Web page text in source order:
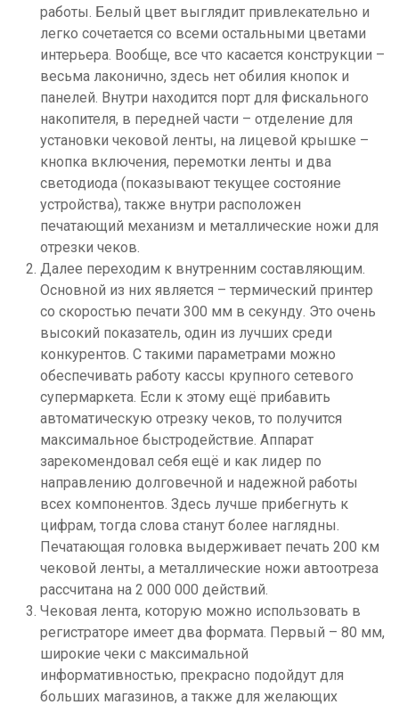
работы. Белый цвет выглядит привлекательно и
легко сочетается со всеми остальными цветами
интерьера. Вообще, все что касается конструкции –
весьма лаконично, здесь нет обилия кнопок и
панелей. Внутри находится порт для фискального
накопителя, в передней части – отделение для
установки чековой ленты, на лицевой крышке –
кнопка включения, перемотки ленты и два
светодиода (показывают текущее состояние
устройства), также внутри расположен
печатающий механизм и металлические ножи для
отрезки чеков.
Далее переходим к внутренним составляющим.
Основной из них является – термический принтер
со скоростью печати 300 мм в секунду. Это очень
высокий показатель, один из лучших среди
конкурентов. С такими параметрами можно
обеспечивать работу кассы крупного сетевого
супермаркета. Если к этому ещё прибавить
автоматическую отрезку чеков, то получится
максимальное быстродействие. Аппарат
зарекомендовал себя ещё и как лидер по
направлению долговечной и надежной работы
всех компонентов. Здесь лучше прибегнуть к
цифрам, тогда слова станут более наглядны.
Печатающая головка выдерживает печать 200 км
чековой ленты, а металлические ножи автоотреза
рассчитана на 2 000 000 действий.
Чековая лента, которую можно использовать в
регистраторе имеет два формата. Первый – 80 мм,
широкие чеки с максимальной
информативностью, прекрасно подойдут для
больших магазинов, а также для желающих